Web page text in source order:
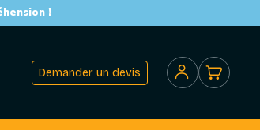
!
Demander un devis